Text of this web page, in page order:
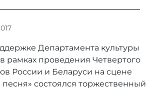
т
о
р
Департамента культуры
рамках проведения Четвертого
России и Беларуси на сцене
песня» состоялся торжественный